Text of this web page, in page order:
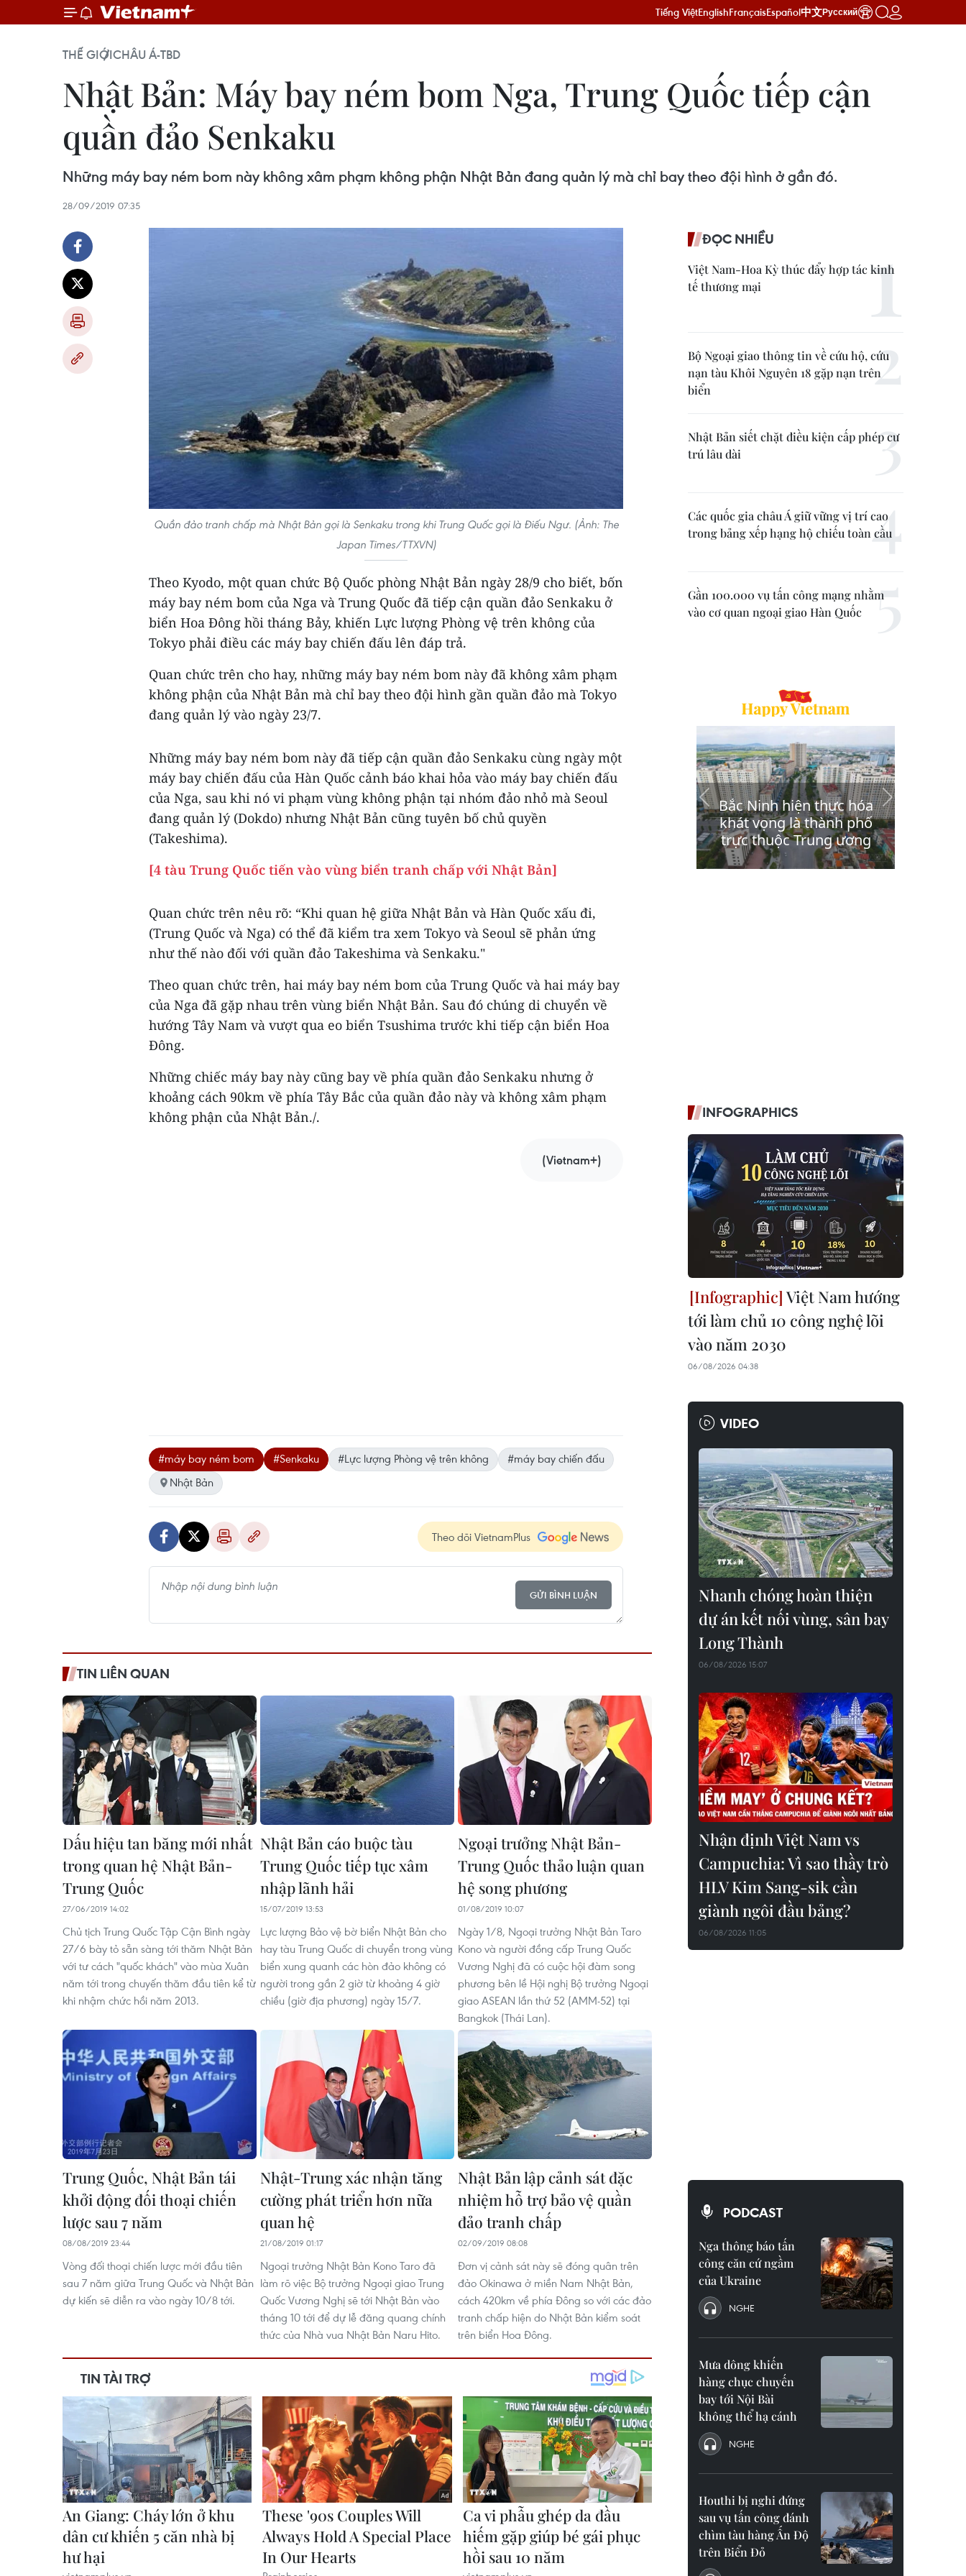
Tiếng ViệtEnglishFrançaisEspañol中文Русский
THẾ GIỚICHÂU Á-TBD
Nhật Bản: Máy bay ném bom Nga, Trung Quốc tiếp cận
quần đảo Senkaku
Những máy bay ném bom này không xâm phạm không phận Nhật Bản đang quản lý mà chỉ bay theo đội hình ở gần đó.
28/09/2019 07:35
Quần đảo tranh chấp mà Nhật Bản gọi là Senkaku trong khi Trung Quốc gọi là Điếu Ngư. (Ảnh: The
Japan Times/TTXVN)
Theo Kyodo, một quan chức Bộ Quốc phòng Nhật Bản ngày 28/9 cho biết, bốn
máy bay ném bom của Nga và Trung Quốc đã tiếp cận quần đảo Senkaku ở
biển Hoa Đông hồi tháng Bảy, khiến Lực lượng Phòng vệ trên không của
Tokyo phải điều các máy bay chiến đấu lên đáp trả.
Quan chức trên cho hay, những máy bay ném bom này đã không xâm phạm
không phận của Nhật Bản mà chỉ bay theo đội hình gần quần đảo mà Tokyo
đang quản lý vào ngày 23/7.
Những máy bay ném bom này đã tiếp cận quần đảo Senkaku cùng ngày một
máy bay chiến đấu của Hàn Quốc cảnh báo khai hỏa vào máy bay chiến đấu
của Nga, sau khi nó vi phạm vùng không phận tại nhóm đảo nhỏ mà Seoul
đang quản lý (Dokdo) nhưng Nhật Bản cũng tuyên bố chủ quyền
(Takeshima).
[4 tàu Trung Quốc tiến vào vùng biển tranh chấp với Nhật Bản]
Quan chức trên nêu rõ: “Khi quan hệ giữa Nhật Bản và Hàn Quốc xấu đi,
(Trung Quốc và Nga) có thể đã kiểm tra xem Tokyo và Seoul sẽ phản ứng
như thế nào đối với quần đảo Takeshima và Senkaku."
Theo quan chức trên, hai máy bay ném bom của Trung Quốc và hai máy bay
của Nga đã gặp nhau trên vùng biển Nhật Bản. Sau đó chúng di chuyển về
hướng Tây Nam và vượt qua eo biển Tsushima trước khi tiếp cận biển Hoa
Đông.
Những chiếc máy bay này cũng bay về phía quần đảo Senkaku nhưng ở
khoảng cách 90km về phía Tây Bắc của quần đảo này và không xâm phạm
không phận của Nhật Bản./.
(Vietnam+)
#máy bay ném bom #Senkaku #Lực lượng Phòng vệ trên không
#máy bay chiến đấu
Nhật Bản
Theo dõi VietnamPlus
GỬI BÌNH LUẬN
TIN LIÊN QUAN
Dấu hiệu tan băng mới nhất
trong quan hệ Nhật Bản-
Trung Quốc
27/06/2019 14:02
Chủ tịch Trung Quốc Tập Cận Bình ngày
27/6 bày tỏ sẵn sàng tới thăm Nhật Bản
với tư cách "quốc khách" vào mùa Xuân
năm tới trong chuyến thăm đầu tiên kể từ
khi nhậm chức hồi năm 2013.
Nhật Bản cáo buộc tàu
Trung Quốc tiếp tục xâm
nhập lãnh hải
15/07/2019 13:53
Lực lượng Bảo vệ bờ biển Nhật Bản cho
hay tàu Trung Quốc di chuyển trong vùng
biển xung quanh các hòn đảo không có
người trong gần 2 giờ từ khoảng 4 giờ
chiều (giờ địa phương) ngày 15/7.
Ngoại trưởng Nhật Bản-
Trung Quốc thảo luận quan
hệ song phương
01/08/2019 10:07
Ngày 1/8, Ngoại trưởng Nhật Bản Taro
Kono và người đồng cấp Trung Quốc
Vương Nghị đã có cuộc hội đàm song
phương bên lề Hội nghị Bộ trưởng Ngoại
giao ASEAN lần thứ 52 (AMM-52) tại
Bangkok (Thái Lan).
Trung Quốc, Nhật Bản tái
khởi động đối thoại chiến
lược sau 7 năm
08/08/2019 23:44
Vòng đối thoại chiến lược mới đầu tiên
sau 7 năm giữa Trung Quốc và Nhật Bản
dự kiến sẽ diễn ra vào ngày 10/8 tới.
Nhật-Trung xác nhận tăng
cường phát triển hơn nữa
quan hệ
21/08/2019 01:17
Ngoại trưởng Nhật Bản Kono Taro đã
làm rõ việc Bộ trưởng Ngoại giao Trung
Quốc Vương Nghị sẽ tới Nhật Bản vào
tháng 10 tới để dự lễ đăng quang chính
thức của Nhà vua Nhật Bản Naru Hito.
Nhật Bản lập cảnh sát đặc
nhiệm hỗ trợ bảo vệ quần
đảo tranh chấp
02/09/2019 08:08
Đơn vị cảnh sát này sẽ đóng quân trên
đảo Okinawa ở miền Nam Nhật Bản,
cách 420km về phía Đông so với các đảo
tranh chấp hiện do Nhật Bản kiểm soát
trên biển Hoa Đông.
ĐỌC NHIỀU
Việt Nam-Hoa Kỳ thúc đẩy hợp tác kinh
tế thương mại
Bộ Ngoại giao thông tin về cứu hộ, cứu
nạn tàu Khôi Nguyên 18 gặp nạn trên
biển
Nhật Bản siết chặt điều kiện cấp phép cư
trú lâu dài
Các quốc gia châu Á giữ vững vị trí cao
trong bảng xếp hạng hộ chiếu toàn cầu
Gần 100.000 vụ tấn công mạng nhằm
vào cơ quan ngoại giao Hàn Quốc
INFOGRAPHICS
Việt Nam hướng
tới làm chủ 10 công nghệ lõi
vào năm 2030
06/08/2026 04:38
VIDEO
Nhanh chóng hoàn thiện
dự án kết nối vùng, sân bay
Long Thành
06/08/2026 15:07
Nhận định Việt Nam vs
Campuchia: Vì sao thầy trò
HLV Kim Sang-sik cần
giành ngôi đầu bảng?
06/08/2026 11:05
PODCAST
Nga thông báo tấn
công căn cứ ngầm
của Ukraine
NGHE
Mưa dông khiến
hàng chục chuyến
bay tới Nội Bài
không thể hạ cánh
NGHE
Houthi bị nghi đứng
sau vụ tấn công đánh
chìm tàu hàng Ấn Độ
trên Biển Đỏ